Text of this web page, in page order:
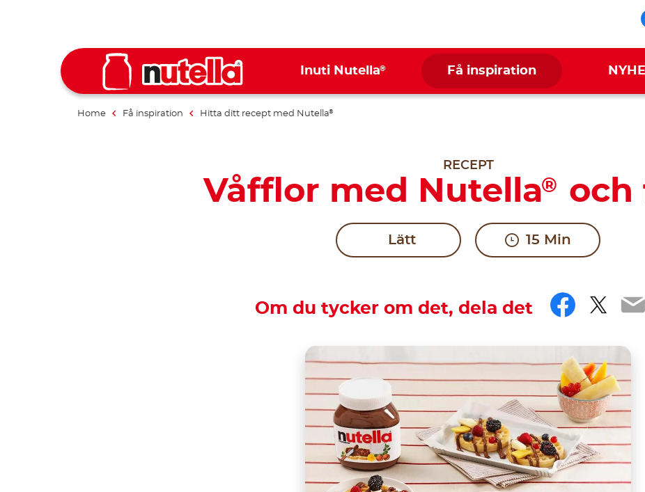
Inuti Nutella® Få inspiration
Home Få inspiration Hitta ditt recept med Nutella®
RECEPT
Våfflor med Nutella®
Lätt 15 Min
Om du tycker om det, dela det
A recipe like this means more excitement.
Waffles are sweet treats from America, also known by their French name